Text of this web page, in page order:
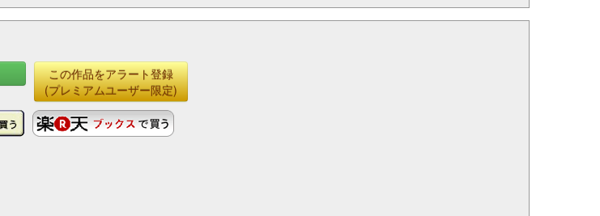
この作品をアラート登録
(プレミアムユーザー限定)